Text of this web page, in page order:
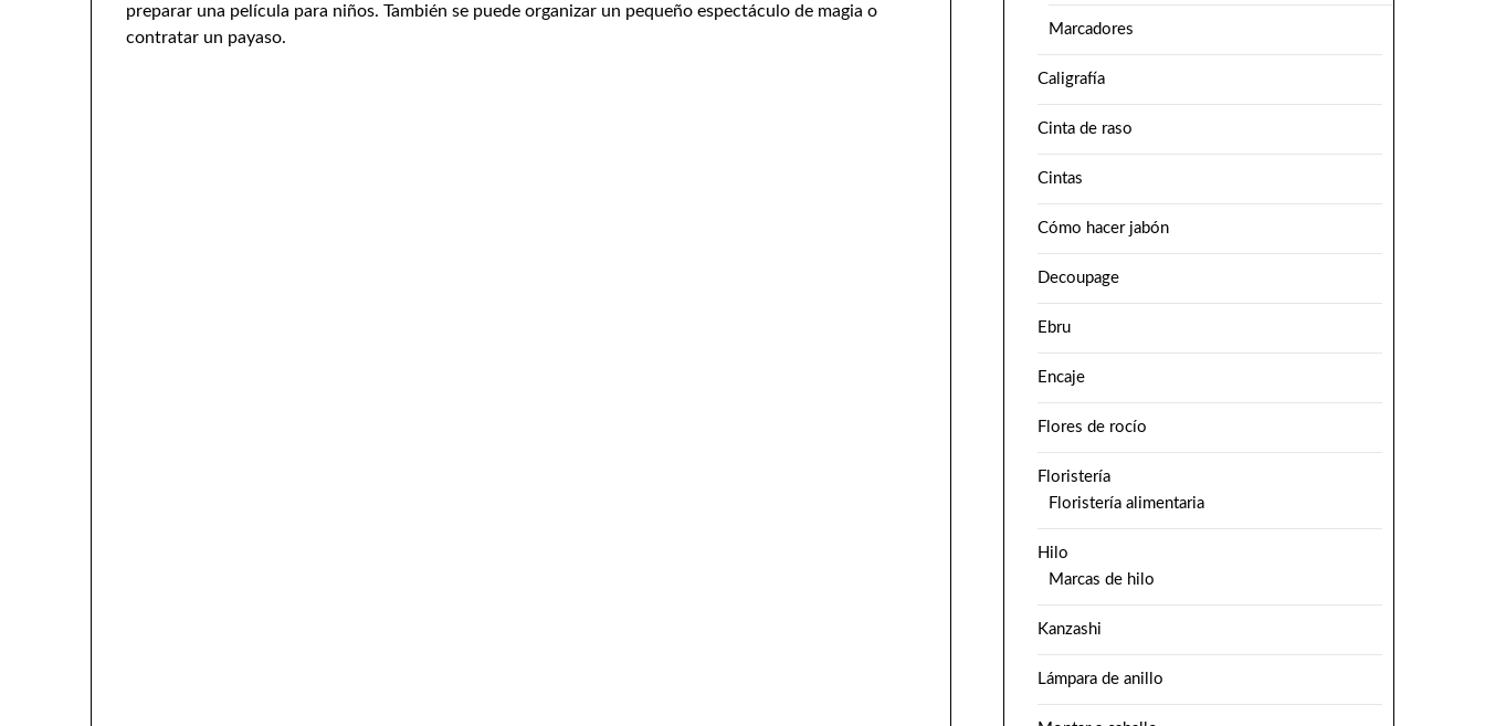
preparar una película para niños. También se puede organizar un pequeño espectáculo de magia o
contratar un payaso.
Marcadores
Caligrafía
Cinta de raso
Cintas
Cómo hacer jabón
Decoupage
Ebru
Encaje
Flores de rocío
Floristería
Floristería alimentaria
Hilo
Marcas de hilo
Kanzashi
Lámpara de anillo